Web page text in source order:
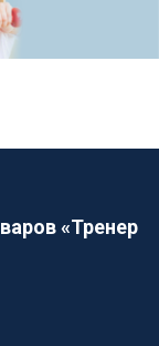
«Тренер